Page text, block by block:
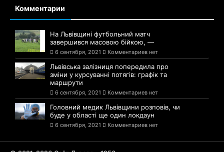
Комментарии
На Львівщині футбольний матч
завершився масовою бійкою, —
6 сентября, 2021 Комментариев нет
Львівська залізниця попередила про
зміни у курсуванні потягів: графік та
маршрути
6 сентября, 2021 Комментариев нет
Головний медик Львівщини розповів, чи
буде у області ще один локдаун
6 сентября, 2021 Комментариев нет